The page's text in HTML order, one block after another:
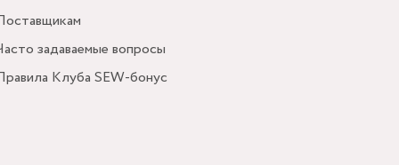
задаваемые вопросы
Клуба SEW-бонус